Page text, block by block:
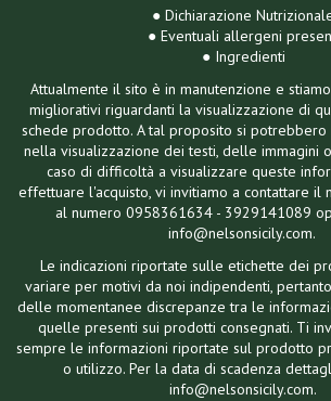
● Dichiarazione
● Eventuali allergeni
● Ingredienti
Attualmente il sito è in manutenzione e
migliorativi riguardanti la visualizzazione di
schede prodotto. A tal proposito si
nella visualizzazione dei testi, delle immagini
caso di difficoltà a visualizzare queste
effettuare l'acquisto, vi invitiamo a contattare il
al numero 0958361634 - 3929141089
info@nelsonsicily.com.
Le indicazioni riportate sulle etichette dei
variare per motivi da noi indipendenti,
delle momentanee discrepanze tra le
quelle presenti sui prodotti consegnati. Ti
sempre le informazioni riportate sul prodotto
o utilizzo. Per la data di scadenza
info@nelsonsicily.com.